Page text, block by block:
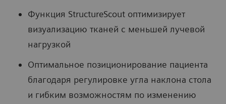
Функция StructureScout оптимизирует
визуализацию тканей с меньшей лучевой
нагрузкой
Оптимальное позиционирование пациента
благодаря регулировке угла наклона стола
и гибким возможностям по изменению